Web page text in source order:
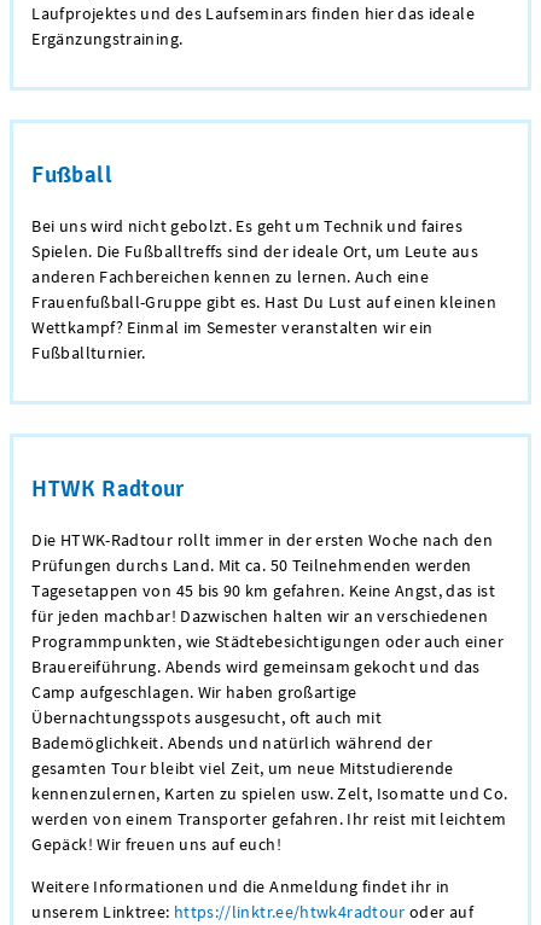
Laufprojektes und des Laufseminars finden hier das ideale
Ergänzungstraining.
Fußball
Bei uns wird nicht gebolzt. Es geht um Technik und faires
Spielen. Die Fußballtreffs sind der ideale Ort, um Leute aus
anderen Fachbereichen kennen zu lernen. Auch eine
Frauenfußball-Gruppe gibt es. Hast Du Lust auf einen kleinen
Wettkampf? Einmal im Semester veranstalten wir ein
Fußballturnier.
HTWK Radtour
Die HTWK-Radtour rollt immer in der ersten Woche nach den
Prüfungen durchs Land. Mit ca. 50 Teilnehmenden werden
Tagesetappen von 45 bis 90 km gefahren. Keine Angst, das ist
für jeden machbar! Dazwischen halten wir an verschiedenen
Programmpunkten, wie Städtebesichtigungen oder auch einer
Brauereiführung. Abends wird gemeinsam gekocht und das
Camp aufgeschlagen. Wir haben großartige
Übernachtungsspots ausgesucht, oft auch mit
Bademöglichkeit. Abends und natürlich während der
gesamten Tour bleibt viel Zeit, um neue Mitstudierende
kennenzulernen, Karten zu spielen usw. Zelt, Isomatte und Co.
werden von einem Transporter gefahren. Ihr reist mit leichtem
Gepäck! Wir freuen uns auf euch!
Weitere Informationen und die Anmeldung findet ihr in
unserem Linktree: https://linktr.ee/htwk4radtour oder auf